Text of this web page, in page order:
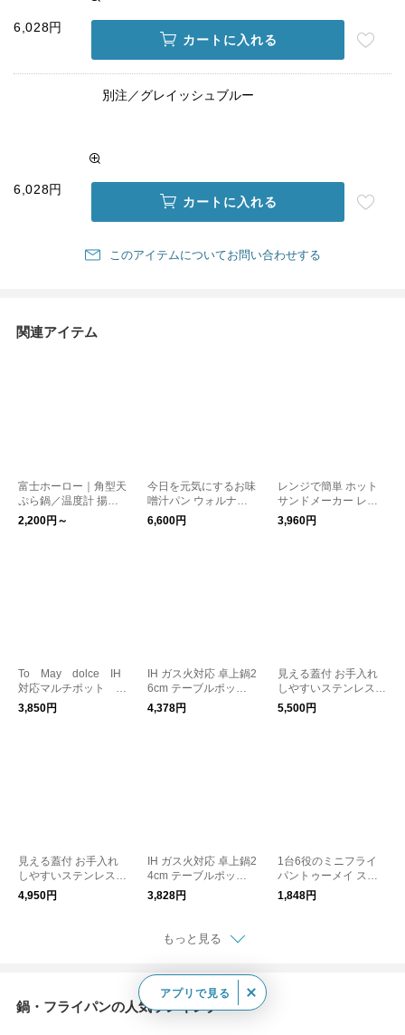
6,028円
カートに入れる
別注／グレイッシュブルー
6,028円
カートに入れる
このアイテムについてお問い合わせする
関連アイテム
富士ホーロー｜角型天
ぷら鍋／温度計 揚げ
網 バット付き
2,200円～
今日を元気にするお味
噌汁パン ウォルナッ
ト / 鉄なべ 鍋 IH ガス
片手鍋 鉄分補給
6,600円
レンジで簡単 ホット
サンドメーカー レン
ジグリル
3,960円
To May dolce IH
対応マルチポット
鍋 Mサイズ／トゥー
メイ ドルチェ
3,850円
IH ガス火対応 卓上鍋2
6cm テーブルポット
／FLACCO フラッコ
4,378円
見える蓋付 お手入れ
しやすいステンレス
蒸し器 フライパン用2
4～26cm
5,500円
見える蓋付 お手入れ
しやすいステンレス
蒸し器 お鍋用20～22c
m
4,950円
IH ガス火対応 卓上鍋2
4cm テーブルポット
／FLACCO フラッコ
3,828円
1台6役のミニフライ
パントゥーメイ ステ
ィックパンオーバル／
To May
1,848円
もっと見る
鍋・フライパンの人気ランキング
アプリで見る